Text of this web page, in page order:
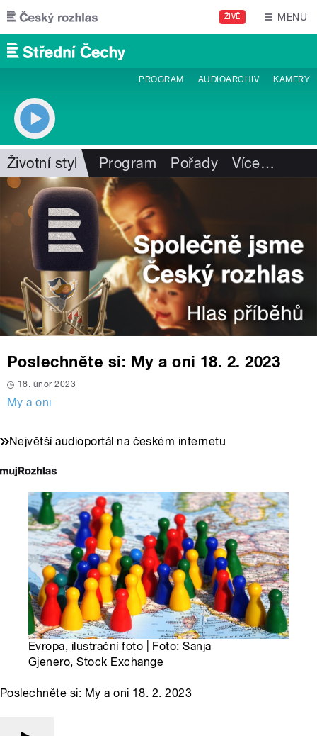
Přejít k hlavnímu obsahu
ŽIVĚ MENU
PROGRAM AUDIOARCHIV KAMERY
Životní styl Program Pořady Více…
Poslechněte si: My a oni 18. 2. 2023
18. únor 2023
My a oni
Největší audioportál na českém internetu
Evropa, ilustrační foto | Foto: Sanja
Gjenero, Stock Exchange
Poslechněte si: My a oni 18. 2. 2023